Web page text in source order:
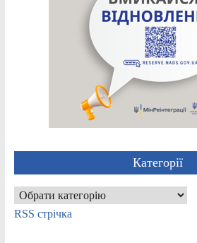
Категорії
Категорії
RSS стрічка